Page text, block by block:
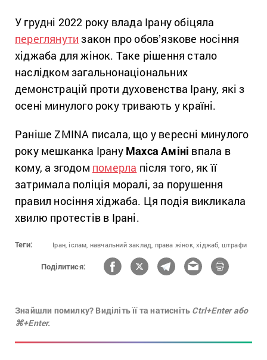
У грудні 2022 року влада Ірану обіцяла
переглянути закон про обовʼязкове носіння
хіджаба для жінок. Таке рішення стало
наслідком загальнонаціональних
демонстрацій проти духовенства Ірану, які з
осені минулого року тривають у країні.
Раніше ZMINA писала, що у вересні минулого
року мешканка Ірану Махса Аміні впала в
кому, а згодом померла після того, як її
затримала поліція моралі, за порушення
правил носіння хіджаба. Ця подія викликала
хвилю протестів в Ірані.
Теги: Іран, іслам, навчальний заклад, права жінок, хіджаб, штрафи
Поділитися:
Знайшли помилку? Виділіть її та натисніть Ctrl+Enter або
⌘+Enter.